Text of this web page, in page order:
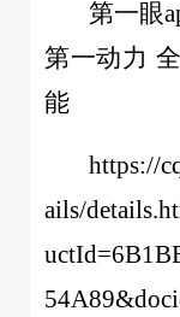
第一眼
第一动力
能
https://
ails/